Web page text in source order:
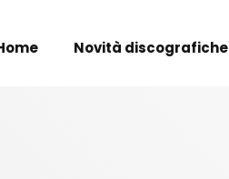
Novità discografiche